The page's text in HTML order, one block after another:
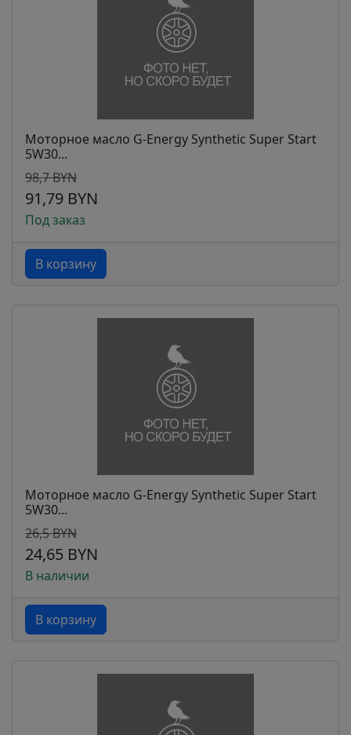
Моторное масло G-Energy Synthetic Super Start
5W30...
98,7 BYN
91,79 BYN
Под заказ
В корзину
Моторное масло G-Energy Synthetic Super Start
5W30...
26,5 BYN
24,65 BYN
В наличии
В корзину